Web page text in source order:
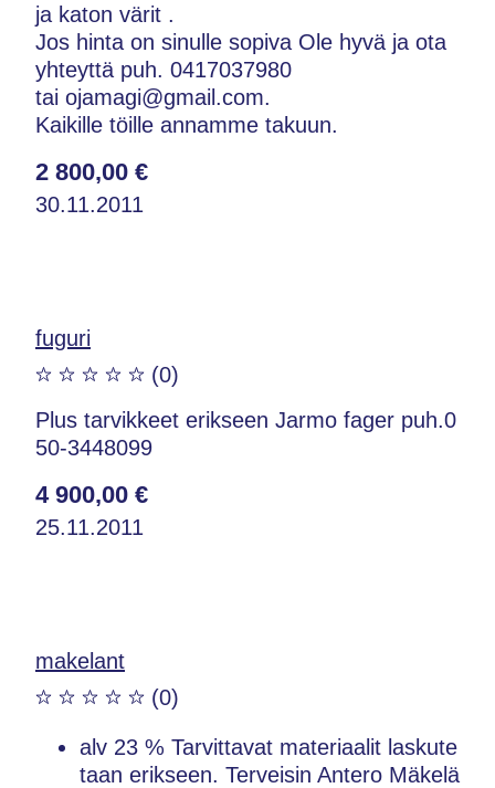
ja katon värit .
Jos hinta on sinulle sopiva Ole hyvä ja ota
yhteyttä puh. 0417037980
tai ojamagi@gmail.com.
Kaikille töille annamme takuun.
2 800,00 €
30.11.2011
fuguri
(0)
Plus tarvikkeet erikseen Jarmo fager puh.0
50-3448099
4 900,00 €
25.11.2011
makelant
(0)
alv 23 % Tarvittavat materiaalit laskute
taan erikseen. Terveisin Antero Mäkelä